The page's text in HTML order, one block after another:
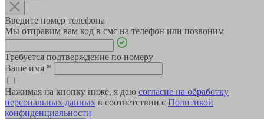
Введите номер телефона
Мы отправим вам код в смс на телефон или позвоним
Требуется подтверждение по номеру
Ваше имя *
Нажимая на кнопку ниже, я даю согласие на обработку
персональных данных в соответствии с Политикой
конфиденциальности